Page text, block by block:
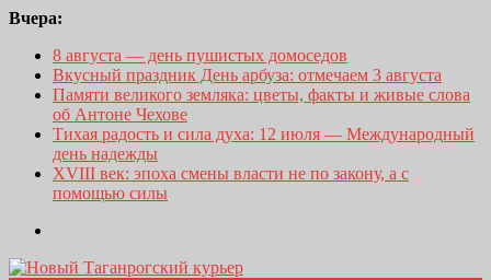
Вчера:
8 августа — день пушистых домоседов
Вкусный праздник День арбуза: отмечаем 3 августа
Памяти великого земляка: цветы, факты и живые слова
об Антоне Чехове
Тихая радость и сила духа: 12 июля — Международный
день надежды
XVIII век: эпоха смены власти не по закону, а с
помощью силы